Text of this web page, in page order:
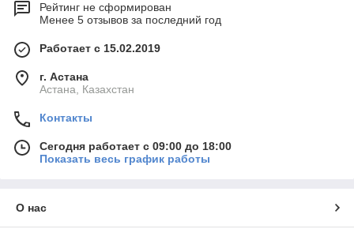
Рейтинг не сформирован
Менее 5 отзывов за последний год
Работает с 15.02.2019
г. Астана
Астана, Казахстан
Контакты
Сегодня работает с 09:00 до 18:00
Показать весь график работы
О нас